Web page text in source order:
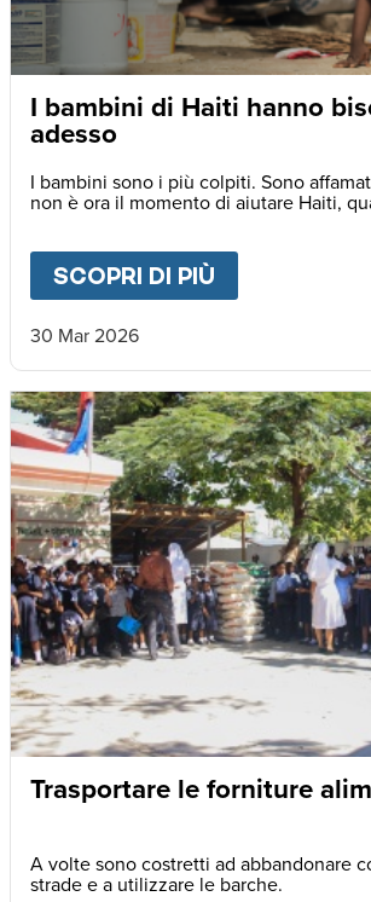
I bambini di Haiti hanno
adesso
I bambini sono i più colpiti. Sono
non è ora il momento di aiutare Haiti,
SCOPRI DI PIÙ
30 Mar 2026
Trasportare le forniture
A volte sono costretti ad abbandonare
strade e a utilizzare le barche.